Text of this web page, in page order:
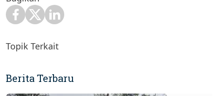
Topik Terkait
Berita Terbaru